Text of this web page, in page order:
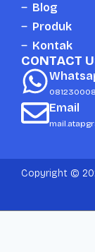
Blog
Produk
Kontak
CONTACT
Email
Copyright ©